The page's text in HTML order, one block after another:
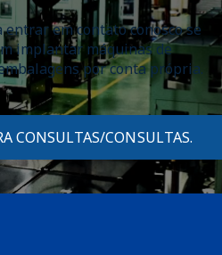
em contato conosco se
implantar máquinas de
por conta própria.
CONSULTAS/CONSULTAS.